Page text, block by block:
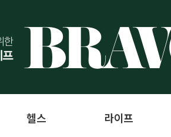
헬스 라이프